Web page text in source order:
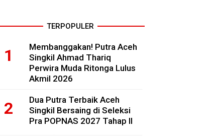
TERPOPULER
Membanggakan! Putra Aceh
Singkil Ahmad Thariq
Perwira Muda Ritonga Lulus
Akmil 2026
Dua Putra Terbaik Aceh
Singkil Bersaing di Seleksi
Pra POPNAS 2027 Tahap II